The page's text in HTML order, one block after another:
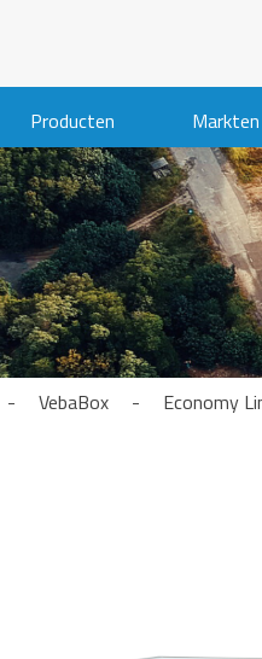
Producten Markten
- VebaBox - Economy